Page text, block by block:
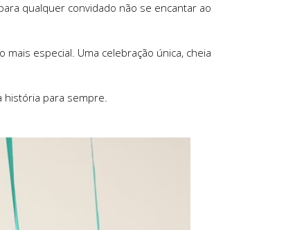
qualquer convidado não se encantar ao
especial. Uma celebração única, cheia
história para sempre.